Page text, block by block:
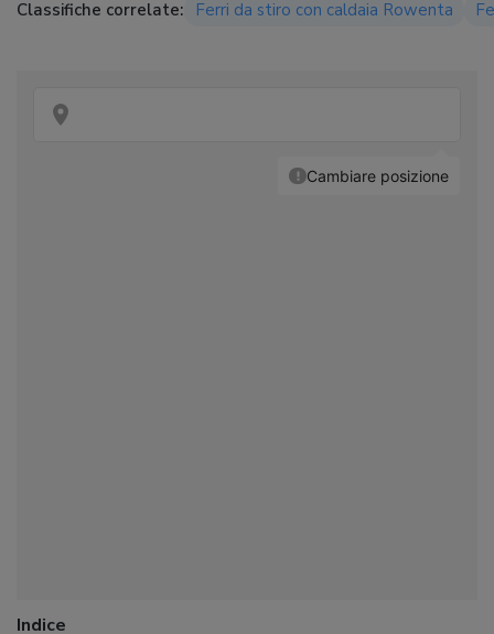
Classifiche correlate: Ferri da stiro con caldaia Rowenta
Indice